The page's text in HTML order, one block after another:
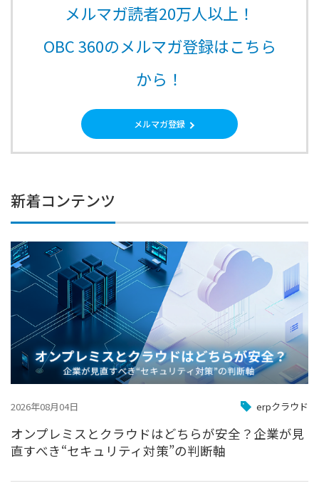
メルマガ読者20万人以上！
OBC 360のメルマガ登録はこちら
から！
メルマガ登録
新着コンテンツ
2026年08月04日 erpクラウド
オンプレミスとクラウドはどちらが安全？企業が見
直すべき“セキュリティ対策”の判断軸